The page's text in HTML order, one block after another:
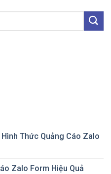
Thức Quảng Cáo Zalo
Zalo Form Hiệu Quả